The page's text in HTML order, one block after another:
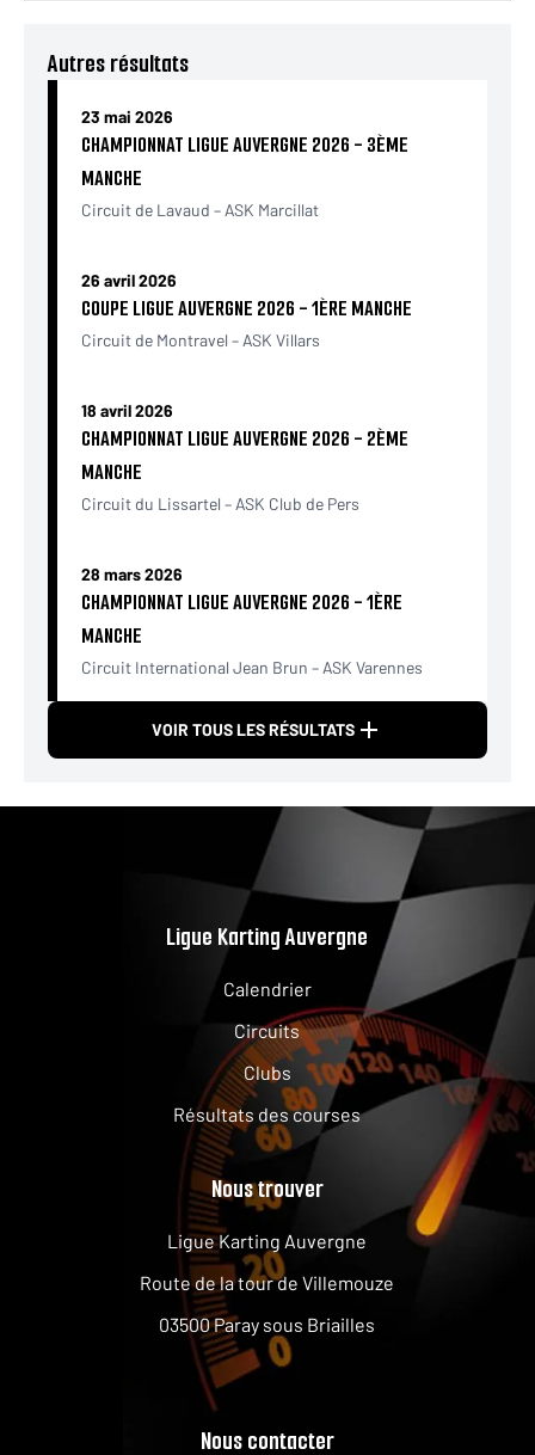
Autres résultats
23 mai 2026
CHAMPIONNAT LIGUE AUVERGNE 2026 - 3ÈME
MANCHE
Circuit de Lavaud – ASK Marcillat
26 avril 2026
COUPE LIGUE AUVERGNE 2026 - 1ÈRE MANCHE
Circuit de Montravel – ASK Villars
18 avril 2026
CHAMPIONNAT LIGUE AUVERGNE 2026 - 2ÈME
MANCHE
Circuit du Lissartel – ASK Club de Pers
28 mars 2026
CHAMPIONNAT LIGUE AUVERGNE 2026 - 1ÈRE
MANCHE
Circuit International Jean Brun – ASK Varennes
VOIR TOUS LES RÉSULTATS
Ligue Karting Auvergne
Calendrier
Circuits
Clubs
Résultats des courses
Nous trouver
Ligue Karting Auvergne
Route de la tour de Villemouze
03500 Paray sous Briailles
Nous contacter